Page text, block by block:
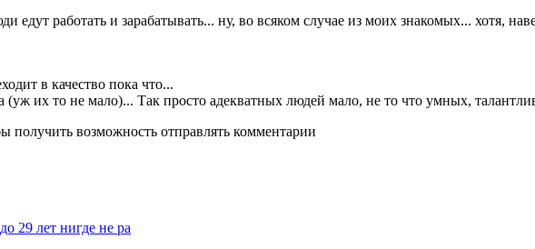
едут работать и зарабатывать... ну, во всяком случае из моих знакомых... хотя,
в качество пока что...
(уж их то не мало)... Так просто адекватных людей мало, не то что умных,
получить возможность отправлять комментарии
29 лет нигде не ра